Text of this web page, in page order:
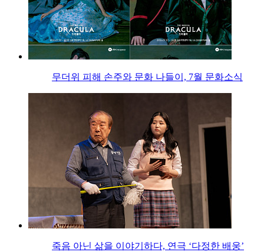
무더위 피해 손주와 문화 나들이, 7월 문화소식
죽음 아닌 삶을 이야기하다, 연극 ‘다정한 배웅’